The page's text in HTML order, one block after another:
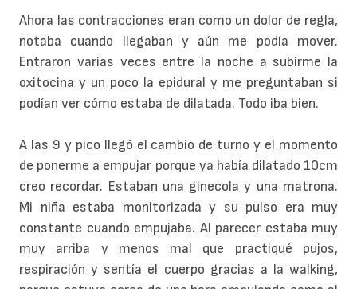
Ahora las contracciones eran como un dolor de regla,
notaba cuando llegaban y aún me podía mover.
Entraron varias veces entre la noche a subirme la
oxitocina y un poco la epidural y me preguntaban si
podían ver cómo estaba de dilatada. Todo iba bien.
A las 9 y pico llegó el cambio de turno y el momento
de ponerme a empujar porque ya había dilatado 10cm
creo recordar. Estaban una ginecola y una matrona.
Mi niña estaba monitorizada y su pulso era muy
constante cuando empujaba. Al parecer estaba muy
muy arriba y menos mal que practiqué pujos,
respiración y sentía el cuerpo gracias a la walking,